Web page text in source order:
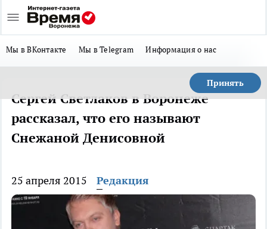
Мы в ВКонтакте Мы в Telegram Информация о нас
Принять
Сергей Светлаков в Воронеже
рассказал, что его называют
Снежаной Денисовной
25 апреля 2015 Редакция